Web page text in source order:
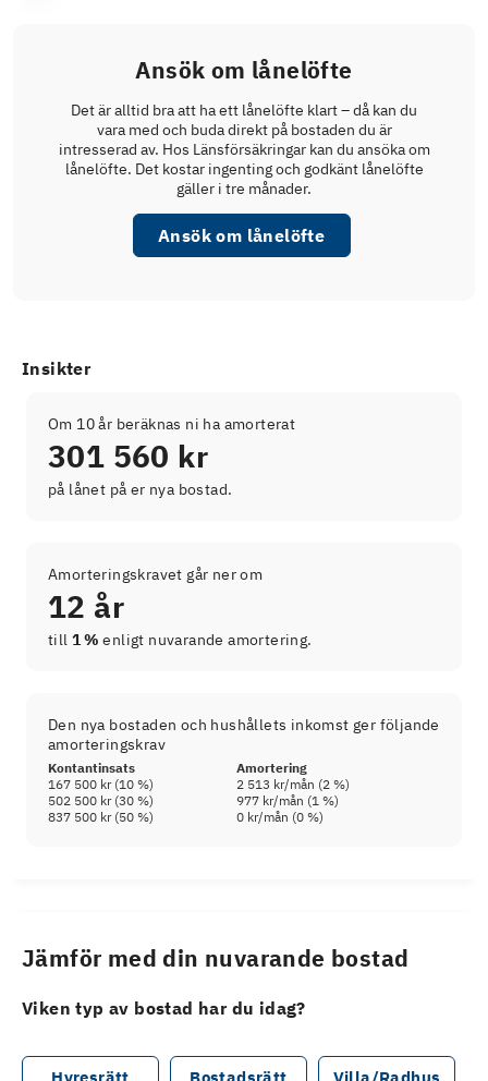
Ansök om lånelöfte
Det är alltid bra att ha ett lånelöfte klart – då kan du
vara med och buda direkt på bostaden du är
intresserad av. Hos Länsförsäkringar kan du ansöka om
lånelöfte. Det kostar ingenting och godkänt lånelöfte
gäller i tre månader.
Ansök om lånelöfte
Insikter
Om 10 år beräknas ni ha amorterat
301 560 kr
på lånet på er nya bostad.
Amorteringskravet går ner om
12 år
till 1 % enligt nuvarande amortering.
Den nya bostaden och hushållets inkomst ger följande
amorteringskrav
Kontantinsats
Amortering
167 500 kr(10 %) 2 513 kr/mån (2 %)
502 500 kr(30 %) 977 kr/mån (1 %)
837 500 kr(50 %) 0 kr/mån (0 %)
Jämför med din nuvarande bostad
Viken typ av bostad har du idag?